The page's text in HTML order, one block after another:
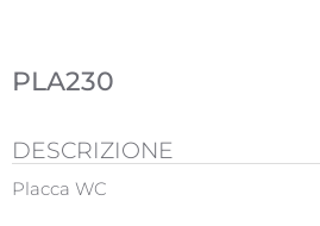
PLA230
DESCRIZIONE
Placca WC